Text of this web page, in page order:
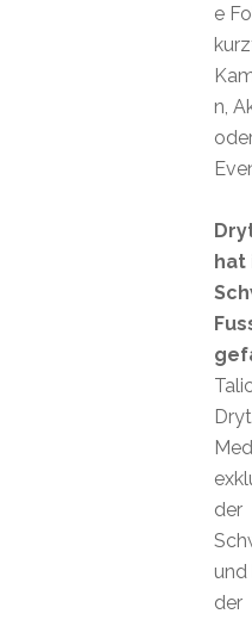
e
n,
hat
der
und
der